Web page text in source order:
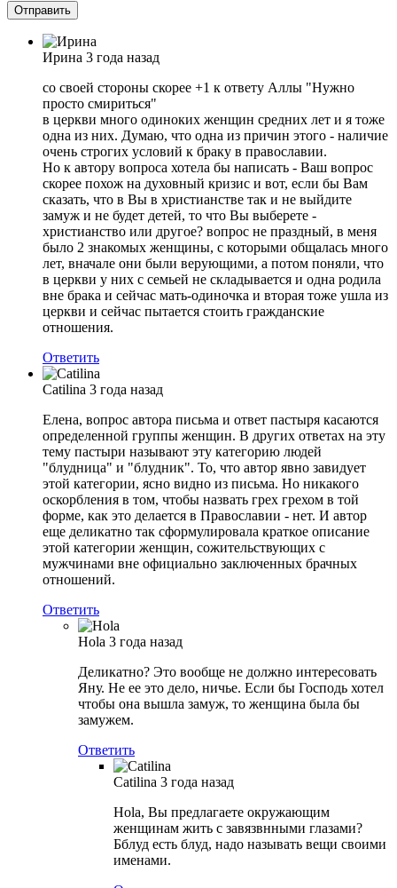
Ирина 3 года назад
со своей стороны скорее +1 к ответу Аллы "Нужно
просто смириться"
в церкви много одиноких женщин средних лет и я тоже
одна из них. Думаю, что одна из причин этого - наличие
очень строгих условий к браку в православии.
Но к автору вопроса хотела бы написать - Ваш вопрос
скорее похож на духовный кризис и вот, если бы Вам
сказать, что в Вы в христианстве так и не выйдите
замуж и не будет детей, то что Вы выберете -
христианство или другое? вопрос не праздный, в меня
было 2 знакомых женщины, с которыми общалась много
лет, вначале они были верующими, а потом поняли, что
в церкви у них с семьей не складывается и одна родила
вне брака и сейчас мать-одиночка и вторая тоже ушла из
церкви и сейчас пытается стоить гражданские
отношения.
Ответить
Catilina 3 года назад
Елена, вопрос автора письма и ответ пастыря касаются
определенной группы женщин. В других ответах на эту
тему пастыри называют эту категорию людей
"блудница" и "блудник". То, что автор явно завидует
этой категории, ясно видно из письма. Но никакого
оскорбления в том, чтобы назвать грех грехом в той
форме, как это делается в Православии - нет. И автор
еще деликатно так сформулировала краткое описание
этой категории женщин, сожительствующих с
мужчинами вне официально заключенных брачных
отношений.
Ответить
Hola 3 года назад
Деликатно? Это вообще не должно интересовать
Яну. Не ее это дело, ничье. Если бы Господь хотел
чтобы она вышла замуж, то женщина была бы
замужем.
Ответить
Catilina 3 года назад
Hola, Вы предлагаете окружающим
женщинам жить с завязвнными глазами?
Бблуд есть блуд, надо называть вещи своими
именами.